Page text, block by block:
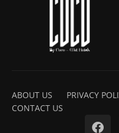
ABOUT US PRIVACY
CONTACT US